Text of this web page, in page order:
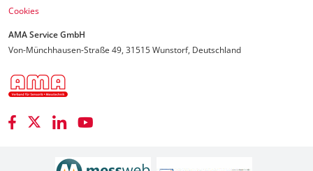
Cookies
AMA Service GmbH
Von-Münchhausen-Straße 49, 31515 Wunstorf, Deutschland